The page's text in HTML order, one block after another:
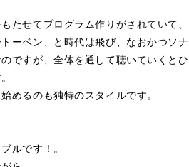
たせてプログラム作りがされていて
ーベン、と時代は飛び、なおかつソナ
ですが、全体を通して聴いていくと
めるのも独特のスタイルです。
ルです！。